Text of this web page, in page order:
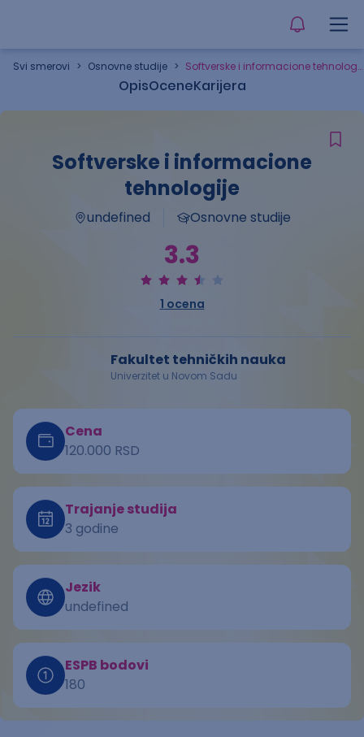
Svi smerovi > Osnovne studije > Softverske i informacione tehnologije
OpisOceneKarijera
Softverske i informacione
tehnologije
undefined Osnovne studije
3.3
1 ocena
Fakultet tehničkih nauka
Univerzitet u Novom Sadu
Cena
120.000 RSD
Trajanje studija
3 godine
Jezik
undefined
ESPB bodovi
180